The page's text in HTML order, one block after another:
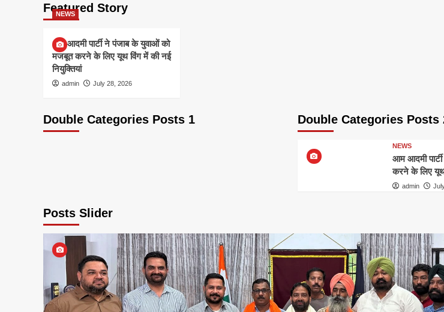
Featured Story
NEWS
आम आदमी पार्टी ने पंजाब के युवाओं को
मजबूत करने के लिए यूथ विंग में की नई
नियुक्तियां
admin July 28, 2026
Double Categories Posts 1 Double Categories Posts
NEWS
आम आदमी
करने के लिए यूथ
admin
Posts Slider